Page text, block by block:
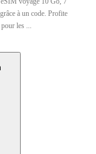
à un code. Profite
les ...